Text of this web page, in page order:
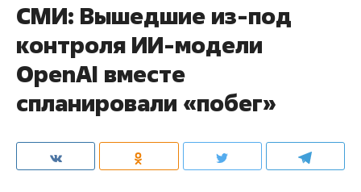
СМИ: Вышедшие из-под
контроля ИИ-модели
OpenAI вместе
спланировали «побег»